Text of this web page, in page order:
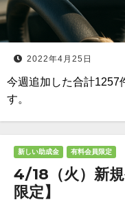
2022年4月25日
今週追加した合計1257
す。
新しい助成金 有料会員限定
4/18（火）新
限定】